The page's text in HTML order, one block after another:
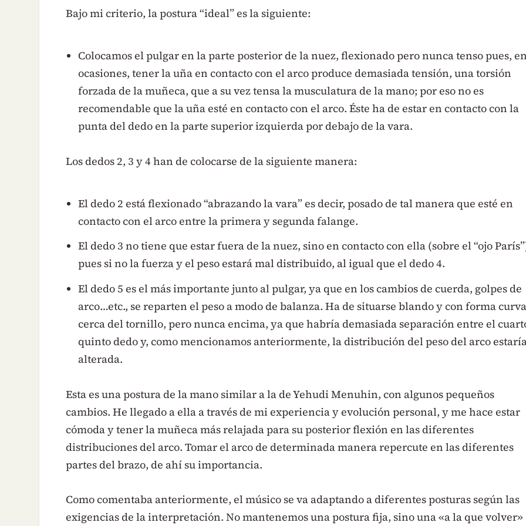
Bajo mi criterio, la postura “ideal” es la siguiente:
Colocamos el pulgar en la parte posterior de la nuez, flexionado pero nunca tenso pues,
ocasiones, tener la uña en contacto con el arco produce demasiada tensión, una torsión
forzada de la muñeca, que a su vez tensa la musculatura de la mano; por eso no es
recomendable que la uña esté en contacto con el arco. Éste ha de estar en contacto con la
punta del dedo en la parte superior izquierda por debajo de la vara.
Los dedos 2, 3 y 4 han de colocarse de la siguiente manera:
El dedo 2 está flexionado “abrazando la vara” es decir, posado de tal manera que esté en
contacto con el arco entre la primera y segunda falange.
El dedo 3 no tiene que estar fuera de la nuez, sino en contacto con ella (sobre el “ojo
pues si no la fuerza y el peso estará mal distribuido, al igual que el dedo 4.
El dedo 5 es el más importante junto al pulgar, ya que en los cambios de cuerda, golpes de
arco…etc., se reparten el peso a modo de balanza. Ha de situarse blando y con forma
cerca del tornillo, pero nunca encima, ya que habría demasiada separación entre el
quinto dedo y, como mencionamos anteriormente, la distribución del peso del arco
alterada.
Esta es una postura de la mano similar a la de Yehudi Menuhin, con algunos pequeños
cambios. He llegado a ella a través de mi experiencia y evolución personal, y me hace estar
cómoda y tener la muñeca más relajada para su posterior flexión en las diferentes
distribuciones del arco. Tomar el arco de determinada manera repercute en las diferentes
partes del brazo, de ahí su importancia.
Como comentaba anteriormente, el músico se va adaptando a diferentes posturas según las
exigencias de la interpretación. No mantenemos una postura fija, sino una «a la que volver»